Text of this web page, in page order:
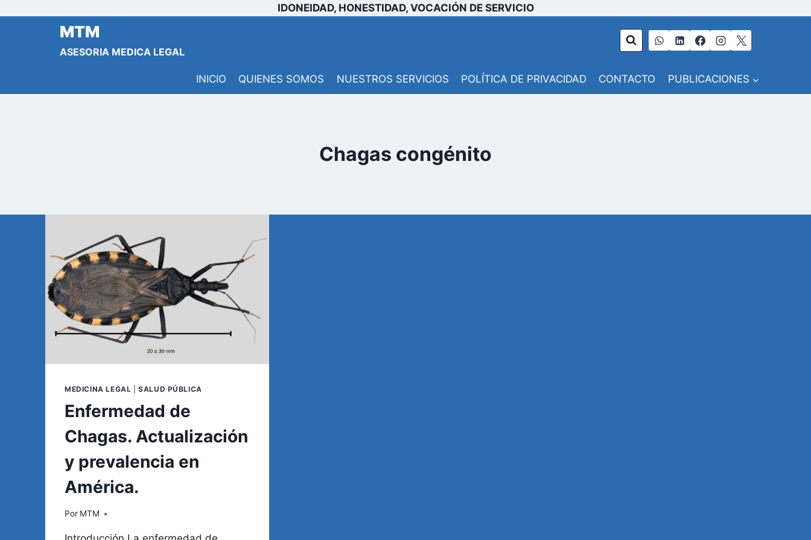
IDONEIDAD, HONESTIDAD, VOCACIÓN DE SERVICIO
MTM
ASESORIA MEDICA LEGAL
INICIO QUIENES SOMOS NUESTROS SERVICIOS POLÍTICA DE PRIVACIDAD CONTACTO PUBLICACIONES
Chagas congénito
MEDICINA LEGAL |SALUD PÚBLICA
Enfermedad de
Chagas. Actualización
y prevalencia en
América.
Por MTM